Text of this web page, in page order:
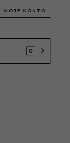
MOJE KONTO
0